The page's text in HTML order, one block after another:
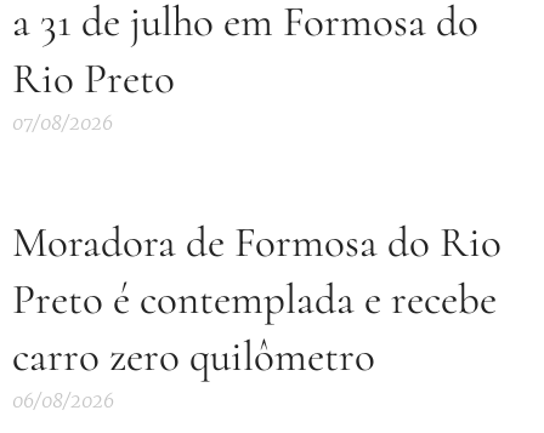
a 31 de julho em Formosa do
Rio Preto
07/08/2026
Moradora de Formosa do Rio
Preto é contemplada e recebe
carro zero quilômetro
06/08/2026